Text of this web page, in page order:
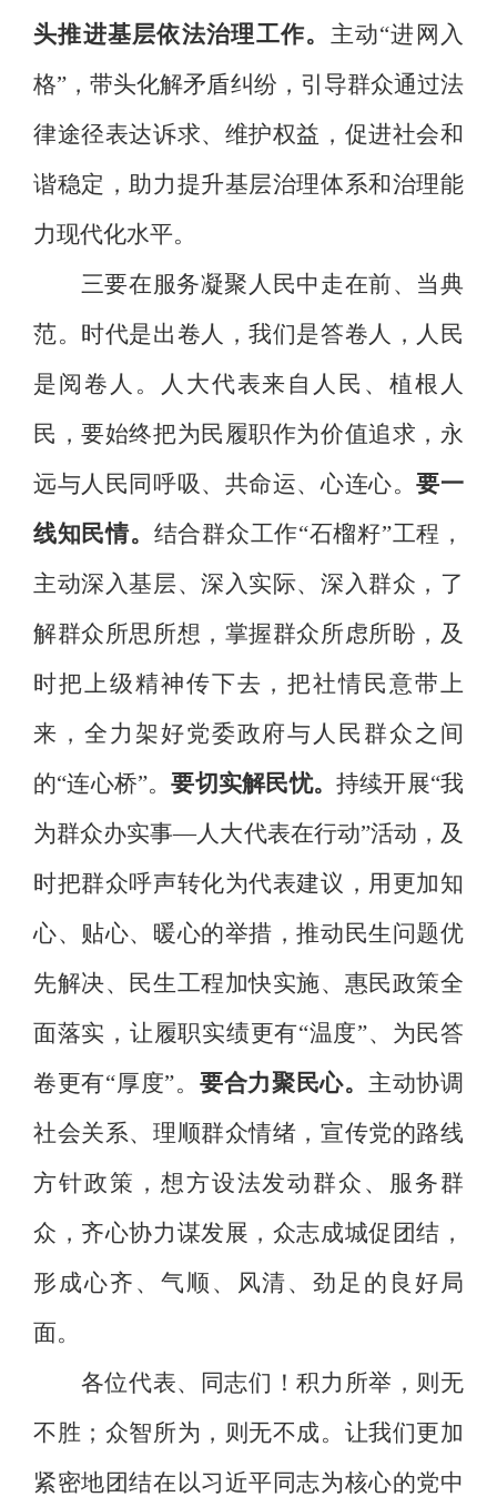
头推进基层依法治理工作。 主动“进网入
格”，带头化解矛盾纠纷，引导群众通过法
律途径表达诉求、维护权益，促进社会和
谐稳定，助力提升基层治理体系和治理能
力现代化水平。
三要在服务凝聚人民中走在前、 当典
范。 时代是出卷人，我们是答卷人，人民
是阅卷人。人大代表来自人民、植根人
民，要始终把为民履职作为价值追求，永
远与人民同呼吸、共命运、心连心。要一
线知民情。 结合群众工作“石榴籽”工程，
主动深入基层、深入实际、深入群众 ，了
解群众所思所想，掌握群众所虑所盼，及
时把上级精神传下去，把社情民意带上
来，全力架好党委政府与人民群众之间
的“连心桥”。要切实解民忧。 持续开展“我
为群众办实事—人大代表在行动”活动，及
时把群众呼声转化为代表建议， 用 更加知
心、贴心、暖心的举措 ，推动民生问题优
先解决、民生工程加快实施、惠民政策全
面落实，让履职实绩更有“温度”、 为民答
卷更有“厚度”。 要合力聚民心。 主动协调
社会关系、理顺群众情绪，宣传党的路线
方针政策， 想方设法发动群众 、服务群
众，齐心协力谋发展，众志成城促团结，
形成心齐、气顺、风清、劲足的良好局
面。
各位代表、同志们 ！积力所举，则无
不胜；众智所为，则无不成。 让我们更加
紧密地团结在以习近平同志为核心的党中